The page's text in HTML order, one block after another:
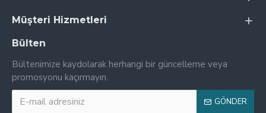
Müşteri Hizmetleri
Bülten
Bültenimize kaydolarak herhangi bir güncelleme veya
promosyonu kaçırmayın.
GÖNDER